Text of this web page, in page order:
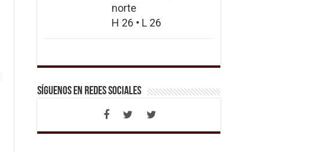
norte
H 26 • L 26
Síguenos en Redes Sociales